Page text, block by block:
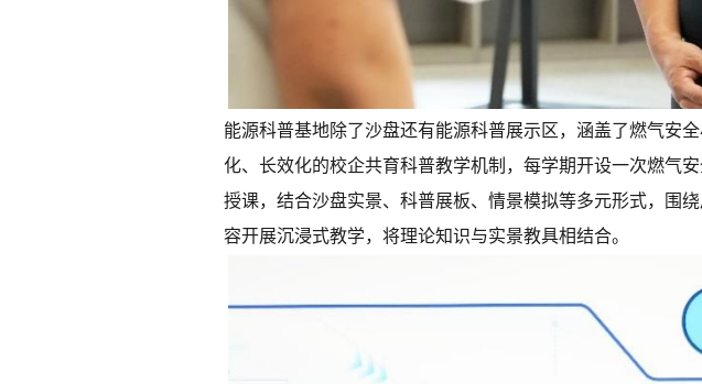
能源科普基地除了沙盘还有能源科普展示区，涵盖了燃气安
化、长效化的校企共育科普教学机制，每学期开设一次燃气
授课，结合沙盘实景、科普展板、情景模拟等多元形式，围
容开展沉浸式教学，将理论知识与实景教具相结合。